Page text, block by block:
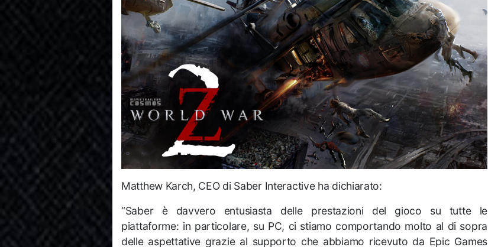
Matthew Karch, CEO di Saber Interactive ha dichiarato:
“Saber è davvero entusiasta delle prestazioni del gioco su tutte le
piattaforme: in particolare, su PC, ci stiamo comportando molto al di sopra
delle aspettative grazie al supporto che abbiamo ricevuto da Epic Games